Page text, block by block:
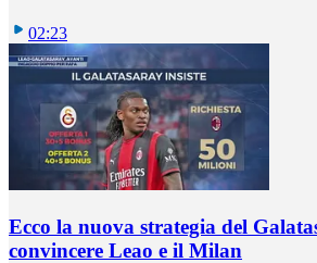
02:23
Ecco la nuova strategia del
convincere Leao e il Milan